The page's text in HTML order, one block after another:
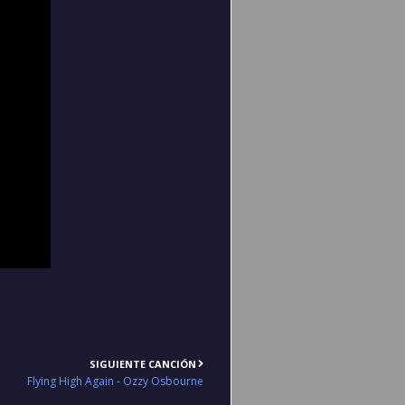
SIGUIENTE CANCIÓN
Flying High Again - Ozzy Osbourne